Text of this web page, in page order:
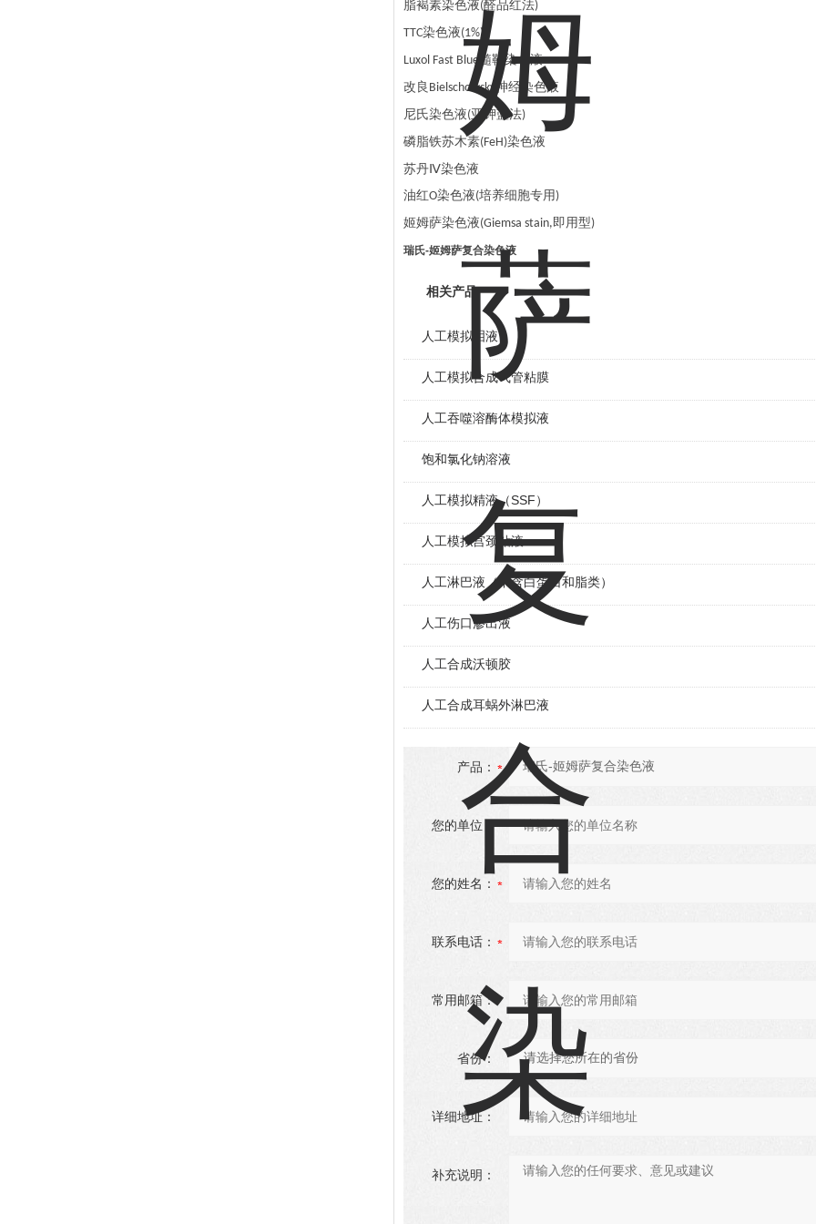
脂褐素染色液(醛品红法)
TTC染色液(1%)
Luxol Fast Blue 髓鞘染色液
改良 Bielschowsky 神经染色液
尼氏染色液(亚钾蓝法)
磷脂铁苏木素(FeH)染色液
苏丹 Ⅳ染色液
油红O染色液(培养细胞专用 )
姬姆萨染色液(Giemsa stain,即用型)
瑞氏-姬姆萨复合染色液
相关产品
人工模拟泪液
人工模拟合成气管粘膜
人工吞噬溶酶体模拟液
饱和氯化钠溶液
人工模拟精液（SSF）
人工模拟宫颈粘液
人工淋巴液（不含白蛋白和脂类）
人工伤口渗出液
人工合成沃顿胶
人工合成耳蜗外淋巴液
产品：
您的单位：
您的姓名：
联系电话：
常用邮箱：
省份：
详细地址：
补充说明：